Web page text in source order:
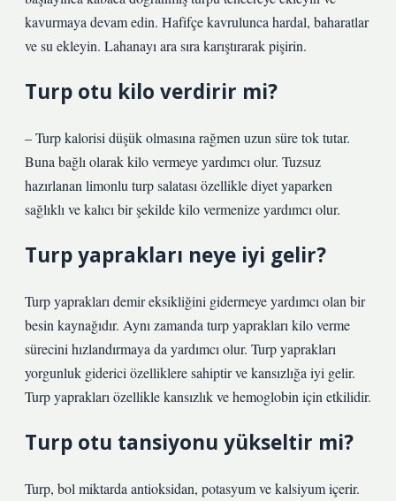
kavurmaya devam edin. Hafifçe kavrulunca hardal, baharatlar
ve su ekleyin. Lahanayı ara sıra karıştırarak pişirin.
Turp otu kilo verdirir mi?
– Turp kalorisi düşük olmasına rağmen uzun süre tok tutar.
Buna bağlı olarak kilo vermeye yardımcı olur. Tuzsuz
hazırlanan limonlu turp salatası özellikle diyet yaparken
sağlıklı ve kalıcı bir şekilde kilo vermenize yardımcı olur.
Turp yaprakları neye iyi gelir?
Turp yaprakları demir eksikliğini gidermeye yardımcı olan bir
besin kaynağıdır. Aynı zamanda turp yaprakları kilo verme
sürecini hızlandırmaya da yardımcı olur. Turp yaprakları
yorgunluk giderici özelliklere sahiptir ve kansızlığa iyi gelir.
Turp yaprakları özellikle kansızlık ve hemoglobin için etkilidir.
Turp otu tansiyonu yükseltir mi?
Turp, bol miktarda antioksidan, potasyum ve kalsiyum içerir.